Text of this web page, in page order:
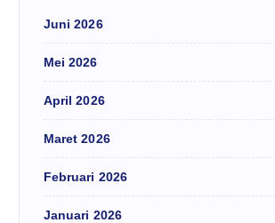
Juni 2026
Mei 2026
April 2026
Maret 2026
Februari 2026
Januari 2026